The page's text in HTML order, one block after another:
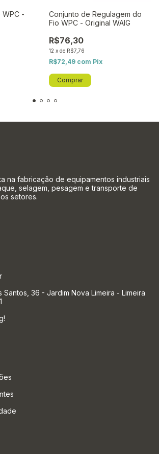
-
Conjunto de Regulagem do
Fio WPC - Original WAIG
R$76,30
12 x de R$7,76
R$72,49 com Pix
na fabricação de equipamentos industriais
selagem, pesagem e transporte de
setores.
Santos, 36 - Jardim Nova Limeira - Limeira